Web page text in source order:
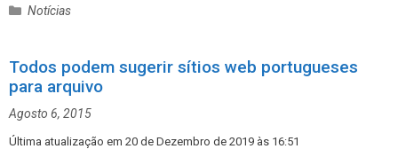
C
e
g
r
i
Notícias
Todos podem sugerir sítios web portugueses
para arquivo
Agosto 6, 2015
Última atualização em 20 de Dezembro de 2019 às 16:51